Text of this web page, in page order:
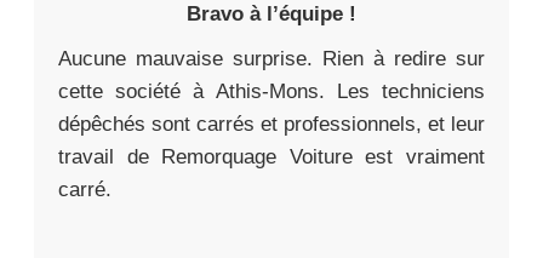
Bravo à l’équipe !
Aucune mauvaise surprise. Rien à redire sur
cette société à Athis-Mons. Les techniciens
dépêchés sont carrés et professionnels, et leur
travail de Remorquage Voiture est vraiment
carré.